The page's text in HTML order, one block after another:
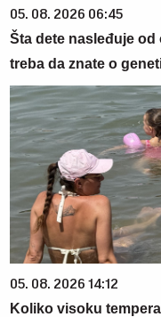
05. 08. 2026 06:45
Šta dete nasleđuje od
treba da znate o
05. 08. 2026 14:12
Koliko visoku